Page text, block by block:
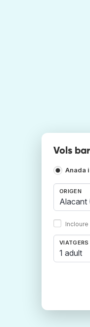
Vols
Anada
ORIGEN
VIATGERS
1 adult